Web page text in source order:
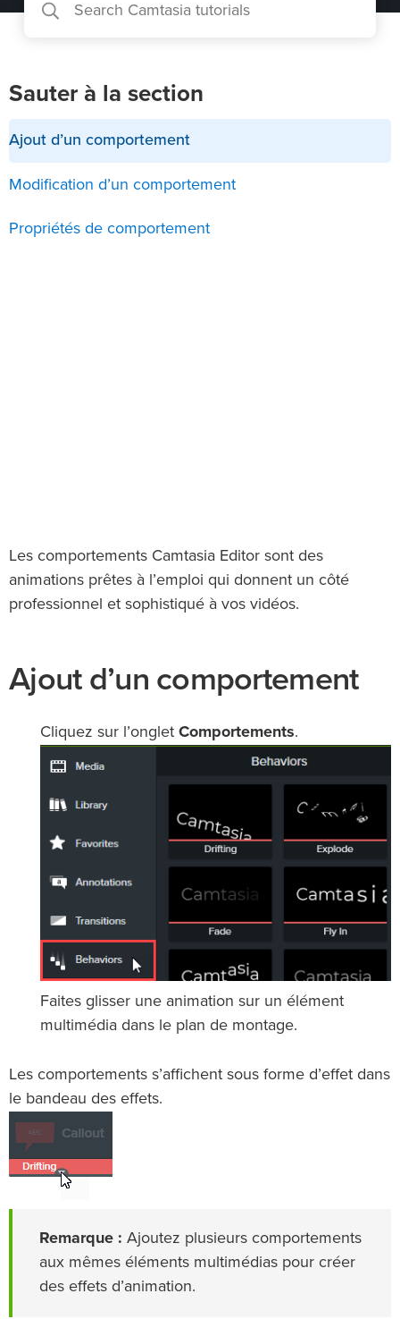
Les comportements Camtasia Editor sont des
animations prêtes à l’emploi qui donnent un côté
professionnel et sophistiqué à vos vidéos.
Ajout d’un comportement
Cliquez sur l’onglet Comportements.
Faites glisser une animation sur un élément
multimédia dans le plan de montage.
Les comportements s’affichent sous forme d’effet dans
le bandeau des effets.
Remarque : Ajoutez plusieurs comportements
aux mêmes éléments multimédias pour créer
des effets d’animation.
Sauter à la section
Ajout d’un comportement
Modification d’un comportement
Propriétés de comportement